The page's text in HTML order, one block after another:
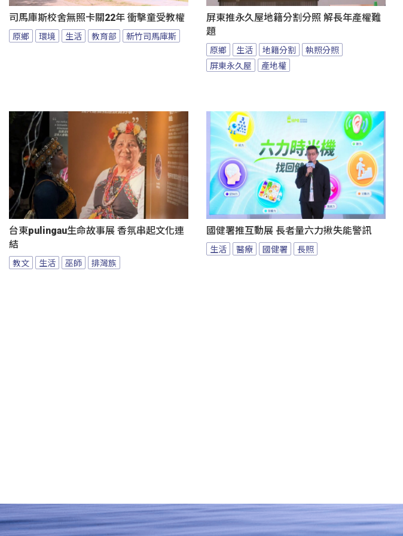
司馬庫斯校舍無照卡關22年 衝擊童受教權
原鄉 環境 生活 教育部 新竹司馬庫斯
屏東推永久屋地籍分割分照 解長年產權難
題
原鄉 生活 地籍分割
執照分照
屏東永久屋
產地權
台東pulingau生命故事展 香氛串起文化連
結
教文 生活 巫師 排灣族
國健署推互動展 長者量六力揪失能警訊
生活 醫療 國健署 長照